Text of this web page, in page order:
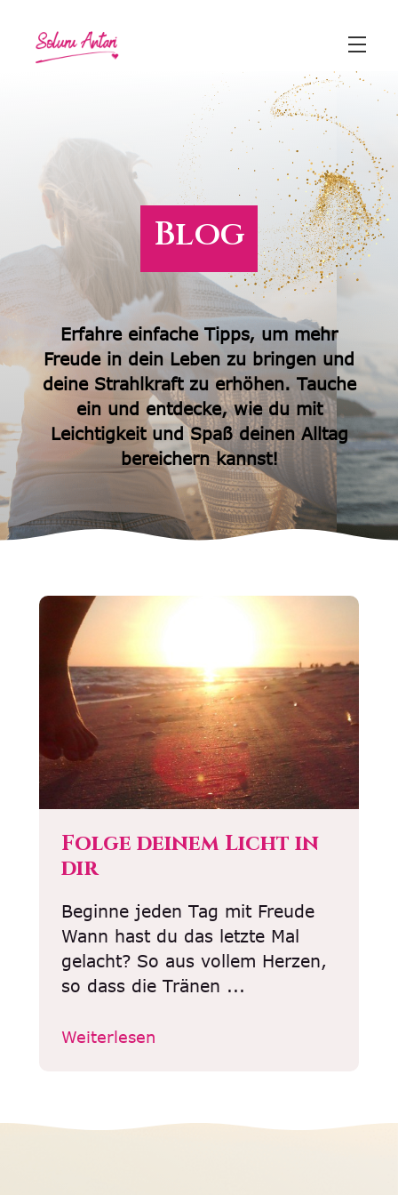
Shining Heart Academy
Shining Heart - Transformation
Shining Heart - Herbstfest
Akasha Chronik Academy
Akasha Chronik Ausbildung
Akasha Chronik Lesung
V.I.P. - Coaching
Blog
Erfahre einfache Tipps, um mehr
Freude in dein Leben zu bringen und
deine Strahlkraft zu erhöhen. Tauche
ein und entdecke, wie du mit
Leichtigkeit und Spaß deinen Alltag
bereichern kannst!
Folge deinem Licht in
dir
Beginne jeden Tag mit Freude
Wann hast du das letzte Mal
gelacht? So aus vollem Herzen,
so dass die Tränen ...
Weiterlesen